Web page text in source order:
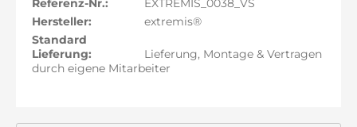
Referenz-Nr.:
EXTREMIS_0038_VS
Hersteller:
extremis®
Standard
Lieferung:
Lieferung, Montage & Vertragen
durch eigene Mitarbeiter